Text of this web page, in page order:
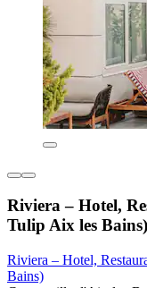
Riviera – Hotel,
Tulip Aix les Bains)
Riviera – Hotel,
Bains)